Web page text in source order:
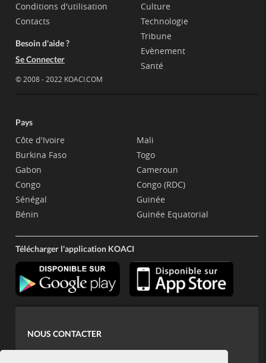
Conditions d'utilisation
Contacts
Besoin d'aide ?
Se Connecter
© 2008 - 2022 KOACI.COM
Culture
Technologie
Tribune
Evènement
Santé
Pays
Côte d'Ivoire
Burkina Faso
Gabon
Congo
Sénégal
Bénin
Mali
Togo
Cameroun
Congo (RDC)
Guinée
Guinée Equatorial
Télécharger l'application KOACI
NOUS CONTACTER